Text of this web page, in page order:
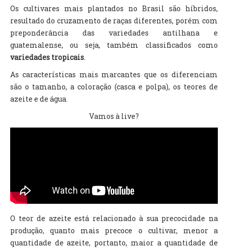
TV DE BEM COM A NATUREZA
FALE CONOSCO
ASSINE O SITE
Os cultivares mais plantados no Brasil são híbridos,
resultado do cruzamento de raças diferentes, porém com
preponderância das variedades antilhana e
guatemalense, ou seja, também classificados como
variedades tropicais.
As características mais marcantes que os diferenciam
são o tamanho, a coloração (casca e polpa), os teores de
azeite e de água.
Vamos à live?
O teor de azeite está relacionado à sua precocidade na
produção, quanto mais precoce o cultivar, menor a
quantidade de azeite, portanto, maior a quantidade de